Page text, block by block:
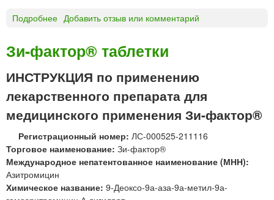
и
л
я
р
и
е
м
а
в
я
а
р
ж
о
о
Подробнее
Л
И
Н
к
р
е
м
Добавить отзыв или комментарий
Зи-фактор® таблетки
ИНСТРУКЦИЯ по применению
лекарственного препарата для
медицинского применения Зи-фактор®
Регистрационный номер: ЛС-000525-211116
Торговое наименование: Зи-фактор®
Международное непатентованное наименование (МНН):
Азитромицин
Химическое название: 9-Деоксо-9а-аза-9а-метил-9а-